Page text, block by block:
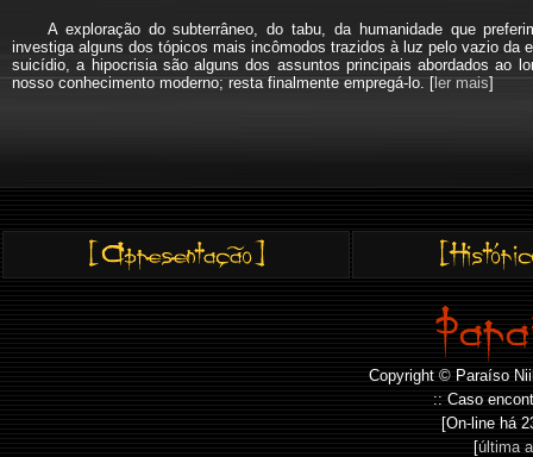
A exploração do subterrâneo, do tabu, da humanidade que
investiga alguns dos tópicos mais incômodos trazidos à luz pelo vazio da
suicídio, a hipocrisia são alguns dos assuntos principais abordados ao
nosso conhecimento moderno; resta finalmente empregá-lo. [ler mais]
Copyright © Paraíso
:: Caso
[On-line há
[última